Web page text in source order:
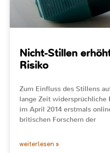
Nicht-Stillen
Risiko
Zum Einfluss des Stillens
lange Zeit widersprüchliche
im April 2014 erstmals
britischen Forschern der
weiterlesen »